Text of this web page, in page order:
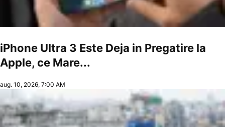
iPhone Ultra 3 Este Deja in Pregatire la
Apple, ce Mare...
aug. 10, 2026, 7:00 AM